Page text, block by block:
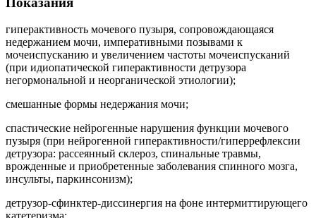
гиперактивность мочевого пузыря, сопровождающаяся
недержанием мочи, императивными позывами к
мочеиспусканию и увеличением частоты мочеиспусканий
(при идиопатической гиперактивности детрузора
негормональной и неорганической этиологии);
смешанные формы недержания мочи;
спастические нейрогенные нарушения функции мочевого
пузыря (при нейрогенной гиперактивности/гиперрефлексии
детрузора: рассеянный склероз, спинальные травмы,
врожденные и приобретенные заболевания спинного мозга,
инсульты, паркинсонизм);
детрузор-сфинктер-диссинергия на фоне интермиттирующего